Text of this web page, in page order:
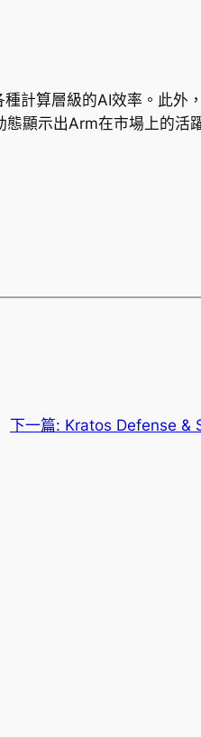
計算層級的AI效率。此
顯示出Arm在市場上的活
下一篇: Kratos Defense &